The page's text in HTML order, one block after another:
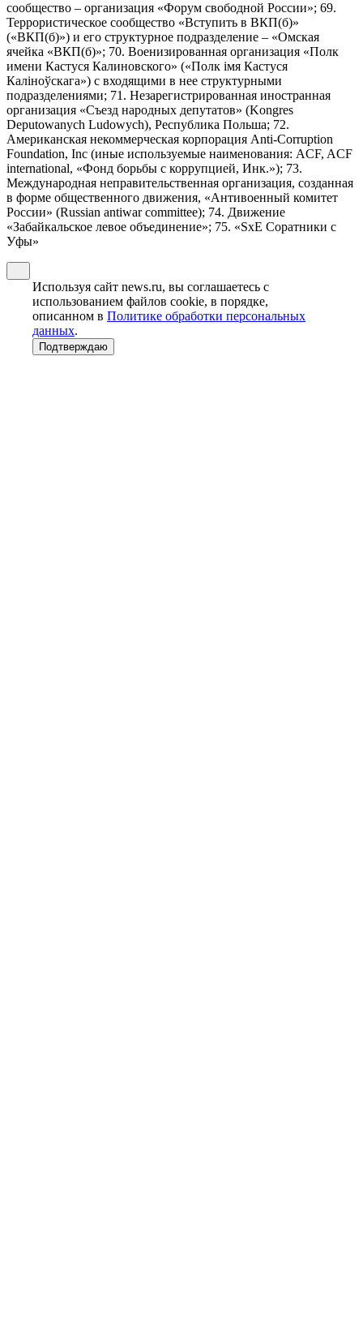
сообщество – организация «Форум свободной России»; 69.
Террористическое сообщество «Вступить в ВКП(б)»
(«ВКП(б)») и его структурное подразделение – «Омская
ячейка «ВКП(б)»; 70. Военизированная организация «Полк
имени Кастуся Калиновского» («Полк iмя Кастуся
Калiноўскага») с входящими в нее структурными
подразделениями; 71. Незарегистрированная иностранная
организация «Съезд народных депутатов» (Kongres
Deputowanych Ludowych), Республика Польша; 72.
Американская некоммерческая корпорация Anti-Corruption
Foundation, Inc (иные используемые наименования: ACF, ACF
international, «Фонд борьбы с коррупцией, Инк.»); 73.
Международная неправительственная организация, созданная
в форме общественного движения, «Антивоенный комитет
России» (Russian antiwar committee); 74. Движение
«Забайкальское левое объединение»; 75. «SxE Соратники с
Уфы»
Используя сайт news.ru, вы соглашаетесь с
использованием файлов cookie, в порядке,
описанном в Политике обработки персональных
данных.
Подтверждаю